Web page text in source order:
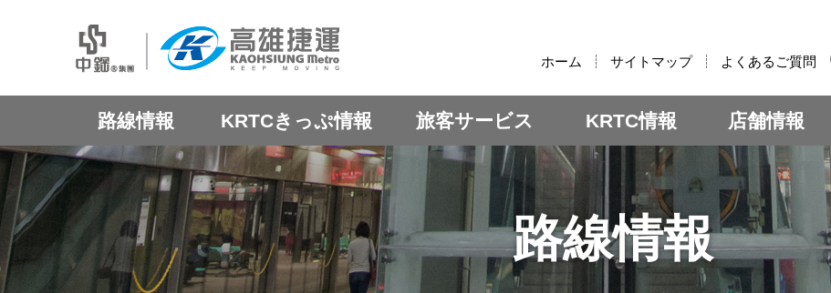
ホーム サイトマップ よくあるご質問
路線情報 KRTCきっぷ情報 旅客サービス KRTC情報 店舗情報
路線情報